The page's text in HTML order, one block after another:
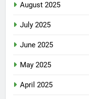
August 2025
July 2025
June 2025
May 2025
April 2025